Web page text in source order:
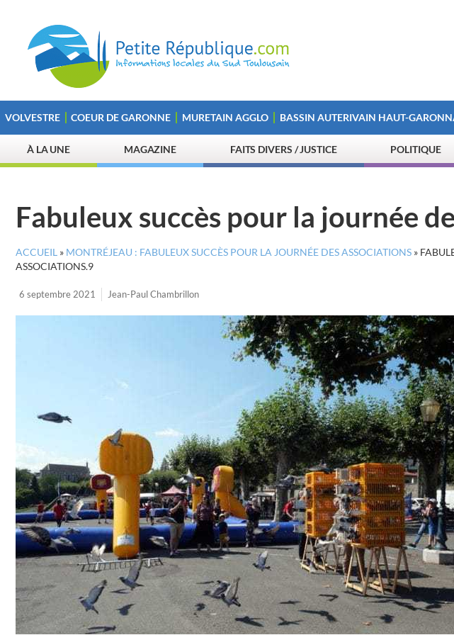
VOLVESTRE COEUR DE GARONNE MURETAIN AGGLO BASSIN AUTERIVAIN HAUT-
À LA UNE MAGAZINE FAITS DIVERS / JUSTICE POLITIQUE
Fabuleux succès pour la journée
ACCUEIL » MONTRÉJEAU : FABULEUX SUCCÈS POUR LA JOURNÉE DES ASSOCIATIONS »
ASSOCIATIONS.9
6 septembre 2021 Jean-Paul Chambrillon